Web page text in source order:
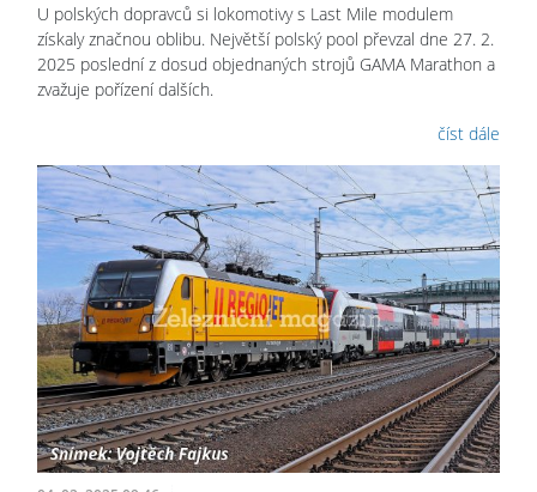
U polských dopravců si lokomotivy s Last Mile modulem
získaly značnou oblibu. Největší polský pool převzal dne 27. 2.
2025 poslední z dosud objednaných strojů GAMA Marathon a
zvažuje pořízení dalších.
číst dále